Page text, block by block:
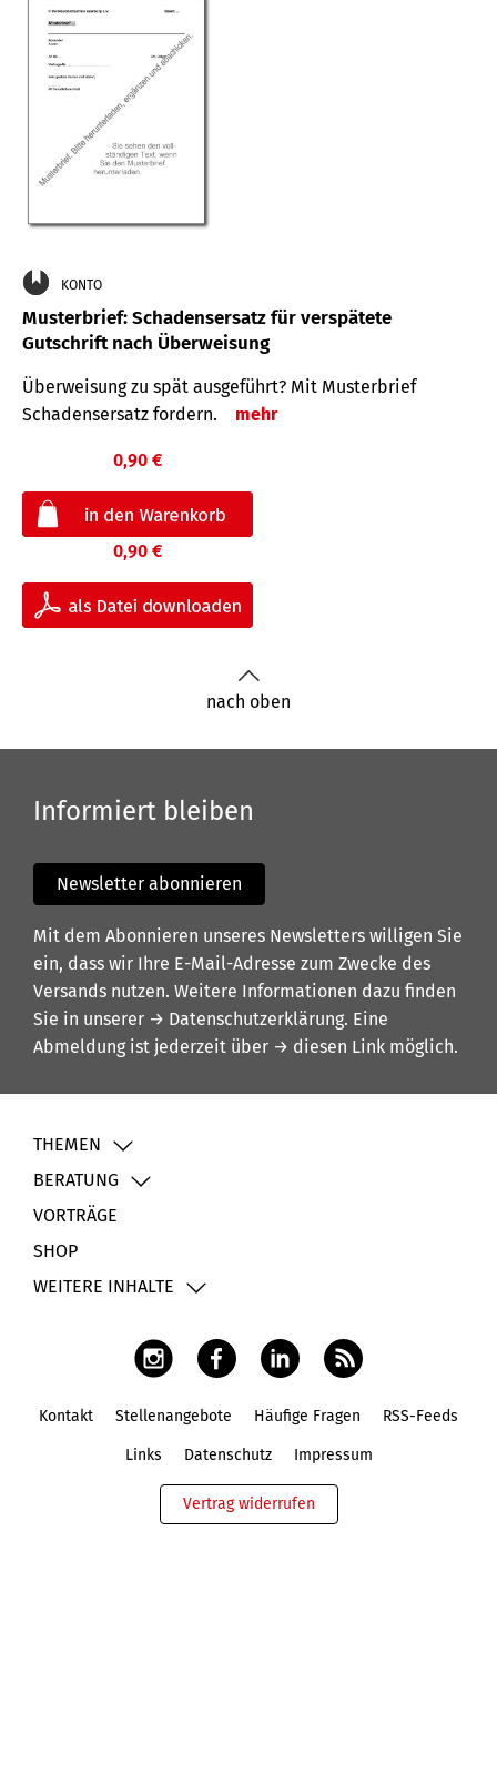
KONTO
Musterbrief: Schadensersatz für verspätete
Gutschrift nach Überweisung
Überweisung zu spät ausgeführt? Mit Musterbrief
Schadensersatz fordern.
mehr
0,90 €
0,90 €
nach oben
Informiert bleiben
Newsletter abonnieren
Mit dem Abonnieren unseres Newsletters willigen Sie
ein, dass wir Ihre E-Mail-Adresse zum Zwecke des
Versands nutzen. Weitere Informationen dazu finden
Sie in unserer → Datenschutzerklärung. Eine
Abmeldung ist jederzeit über → diesen Link möglich.
THEMEN
BERATUNG
VORTRÄGE
SHOP
WEITERE INHALTE
Kontakt Stellenangebote Häufige Fragen RSS-Feeds
Links Datenschutz Impressum
Vertrag widerrufen